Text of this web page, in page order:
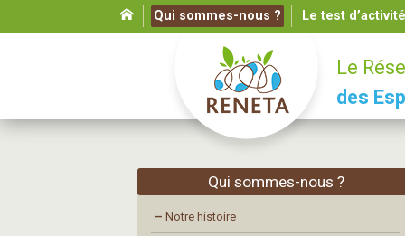
Qui sommes-nous ? Le test
Le
des
Qui sommes-nous ?
– Notre histoire